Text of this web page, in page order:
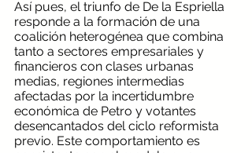
Así pues, el triunfo de De la Espriella
responde a la formación de una
coalición heterogénea que combina
tanto a sectores empresariales y
financieros con clases urbanas
medias, regiones intermedias
afectadas por la incertidumbre
económica de Petro y votantes
desencantados del ciclo reformista
previo. Este comportamiento es